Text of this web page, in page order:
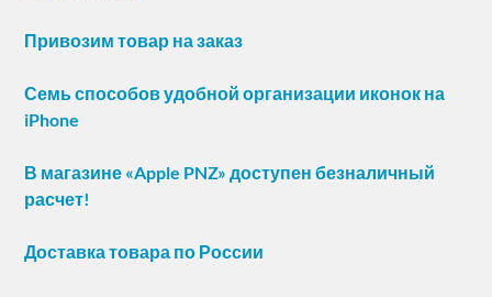
Привозим товар на заказ
Семь способов удобной организации иконок на
iPhone
В магазине «Apple PNZ» доступен безналичный
расчет!
Доставка товара по России